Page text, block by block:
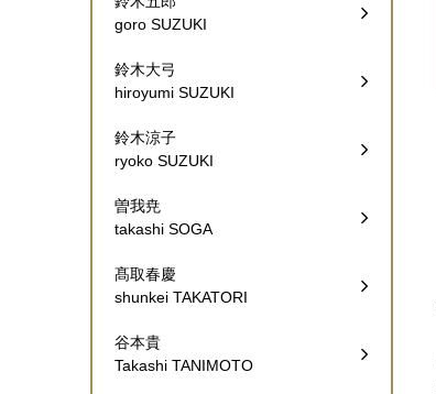
goro SUZUKI
鈴木大弓
hiroyumi SUZUKI
鈴木涼子
ryoko SUZUKI
曽我尭
takashi SOGA
髙取春慶
shunkei TAKATORI
谷本貴
Takashi TANIMOTO